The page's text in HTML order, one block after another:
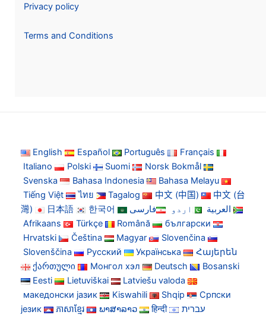
Privacy policy
Terms and Conditions
English Español Português
Français
Italiano
Polski Suomi
Norsk Bokmål
Svenska
Bahasa Indonesia
Bahasa Melayu
Tiếng Việt
ไทย Tagalog 中文 (中国)
中文 (台
灣)
日本語 한국어 العربية اردو
فارسی
Afrikaans
Türkçe Română
български
Hrvatski
Čeština Magyar
Slovenčina
Slovenščina
Русский Українська
Հայերեն
ქართული
Монгол хэл Deutsch
Bosanski
Eesti
Lietuviškai
Latviešu valoda
македонски јазик
Kiswahili Shqip
Српски
језик
ភាសាខ្មែរ ພາສາລາວ हिन्दी עברית